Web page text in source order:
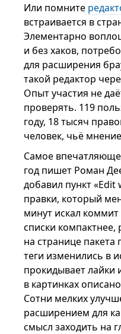
Или помните
встраивается в
Элементарно
и без хаков,
для расширения
такой редактор
Опыт участия не
проверять. 119
году, 18 тысяч
человек, чьё
Самое
год пишет Роман
добавил пункт
правки, который
минут искал коммит
списки компактнее,
на странице пакета
теги изменились в
прокидывает лайки
в картинках
Сотни мелких
расширением для
смысл заходить на